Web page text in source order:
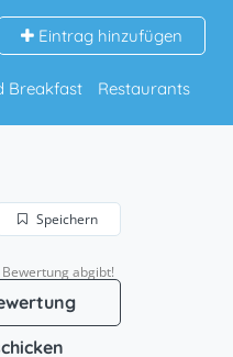
Eintrag hinzufügen
Breakfast Restaurants
Speichern
abgibt!